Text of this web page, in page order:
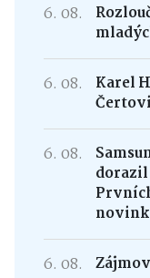
6. 08.
6. 08.
Karel
6. 08.
dorazil
6. 08.